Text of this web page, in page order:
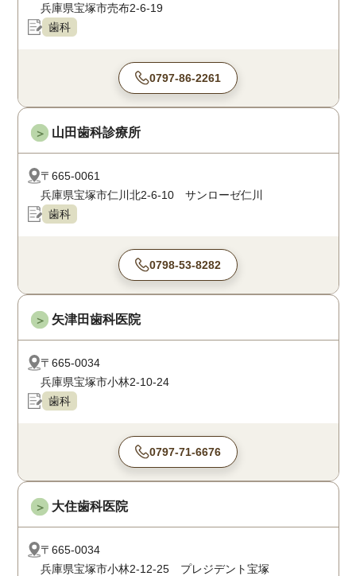
兵庫県宝塚市売布2-6-19
歯科
0797-86-2261
＞ 山田歯科診療所
〒665-0061
兵庫県宝塚市仁川北2-6-10 サンローゼ仁川
歯科
0798-53-8282
＞ 矢津田歯科医院
〒665-0034
兵庫県宝塚市小林2-10-24
歯科
0797-71-6676
＞ 大住歯科医院
〒665-0034
兵庫県宝塚市小林2-12-25 プレジデント宝塚